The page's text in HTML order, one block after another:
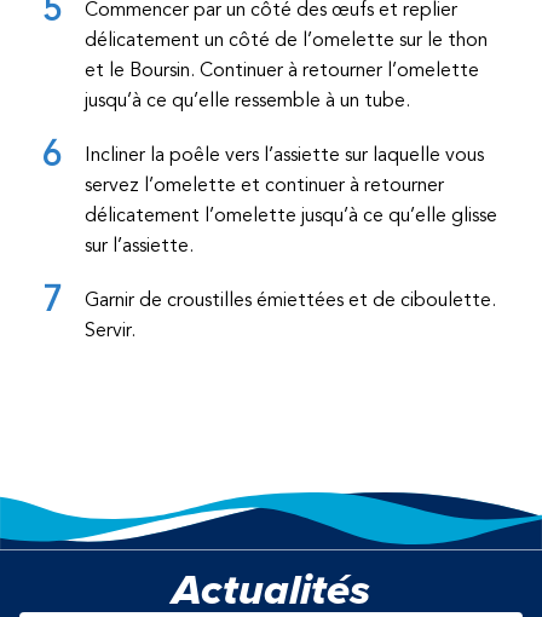
Commencer par un côté des œufs et replier
délicatement un côté de l’omelette sur le thon
et le Boursin. Continuer à retourner l’omelette
jusqu’à ce qu’elle ressemble à un tube.
Incliner la poêle vers l’assiette sur laquelle vous
servez l’omelette et continuer à retourner
délicatement l’omelette jusqu’à ce qu’elle glisse
sur l’assiette.
Garnir de croustilles émiettées et de ciboulette.
Servir.
Actualités